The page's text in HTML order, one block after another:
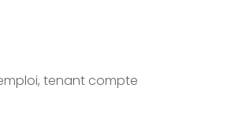
tenant compte